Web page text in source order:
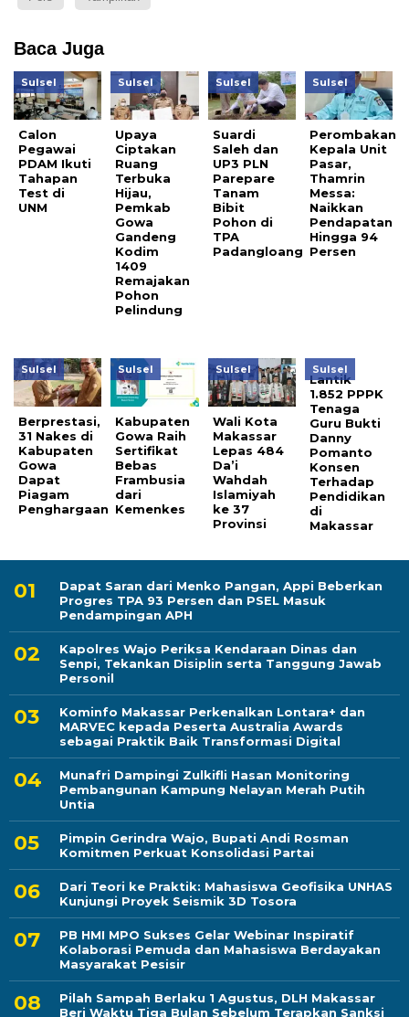
Baca Juga
Sulsel
Calon
Pegawai
PDAM Ikuti
Tahapan
Test di
UNM
Sulsel
Upaya
Ciptakan
Ruang
Terbuka
Hijau,
Pemkab
Gowa
Gandeng
Kodim
1409
Remajakan
Pohon
Pelindung
Sulsel
Suardi
Saleh dan
UP3 PLN
Parepare
Tanam
Bibit
Pohon di
TPA
Padangloang
Sulsel
Perombakan
Kepala Unit
Pasar,
Thamrin
Messa:
Naikkan
Pendapatan
Hingga 94
Persen
Sulsel
Berprestasi,
31 Nakes di
Kabupaten
Gowa
Dapat
Piagam
Penghargaan
Sulsel
Kabupaten
Gowa Raih
Sertifikat
Bebas
Frambusia
dari
Kemenkes
Sulsel
Wali Kota
Makassar
Lepas 484
Da’i
Wahdah
Islamiyah
ke 37
Provinsi
Sulsel
Lantik
1.852 PPPK
Tenaga
Guru Bukti
Danny
Pomanto
Konsen
Terhadap
Pendidikan
di
Makassar
Dapat Saran dari Menko Pangan, Appi Beberkan
Progres TPA 93 Persen dan PSEL Masuk
Pendampingan APH
Kapolres Wajo Periksa Kendaraan Dinas dan
Senpi, Tekankan Disiplin serta Tanggung Jawab
Personil
Kominfo Makassar Perkenalkan Lontara+ dan
MARVEC kepada Peserta Australia Awards
sebagai Praktik Baik Transformasi Digital
Munafri Dampingi Zulkifli Hasan Monitoring
Pembangunan Kampung Nelayan Merah Putih
Untia
Pimpin Gerindra Wajo, Bupati Andi Rosman
Komitmen Perkuat Konsolidasi Partai
Dari Teori ke Praktik: Mahasiswa Geofisika UNHAS
Kunjungi Proyek Seismik 3D Tosora
PB HMI MPO Sukses Gelar Webinar Inspiratif
Kolaborasi Pemuda dan Mahasiswa Berdayakan
Masyarakat Pesisir
Pilah Sampah Berlaku 1 Agustus, DLH Makassar
Beri Waktu Tiga Bulan Sebelum Terapkan Sanksi